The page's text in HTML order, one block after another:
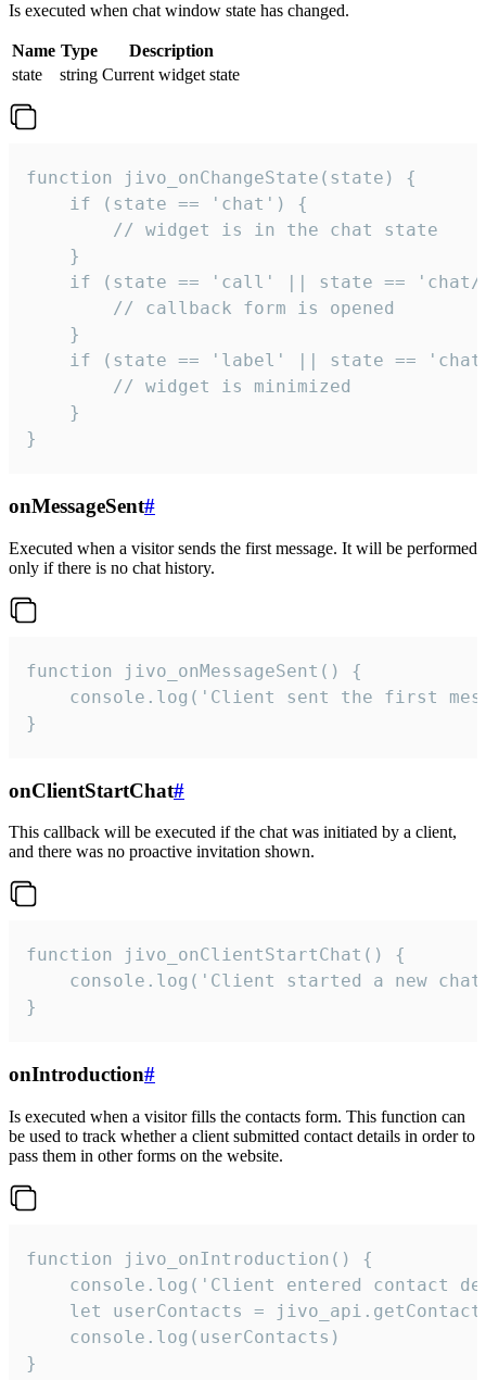
Is executed when chat window state has changed.
Name Type
Description
state
string Current widget state
function jivo_onChangeState(state) {
    if (state == 'chat') {
        // widget is in the chat state
    }
if (state == 'call' || state ==
        // callback form is opened
    }
if (state == 'label' || state ==
        // widget is minimized
    }
}
onMessageSent#
Executed when a visitor sends the first message. It will be performed
only if there is no chat history.
function jivo_onMessageSent() {
console.log('Client sent the first
}
onClientStartChat#
This callback will be executed if the chat was initiated by a client,
and there was no proactive invitation shown.
function jivo_onClientStartChat() {
console.log('Client started a new
}
onIntroduction#
Is executed when a visitor fills the contacts form. This function can
be used to track whether a client submitted contact details in order to
pass them in other forms on the website.
function jivo_onIntroduction() {
console.log('Client entered contact
let userContacts =
    console.log(userContacts)
}